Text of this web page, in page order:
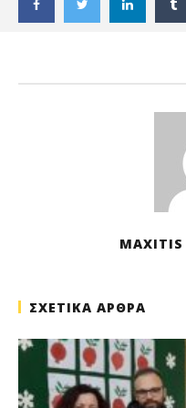
MAXITIS
ΣΧΕΤΙΚΑ ΑΡΘΡΑ